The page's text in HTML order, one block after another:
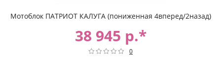
Мотоблок ПАТРИОТ КАЛУГА (пониженная 4вперед/2назад)
38 945 р.*
0